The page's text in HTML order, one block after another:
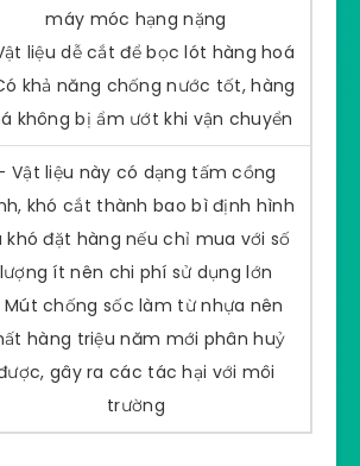
máy móc hạng nặng
liệu dễ cắt để bọc lót hàng hoá
khả năng chống nước tốt, hàng
không bị ẩm ướt khi vận chuyển
Vật liệu này có dạng tấm cồng
khó cắt thành bao bì định hình
khó đặt hàng nếu chỉ mua với số
lượng ít nên chi phí sử dụng lớn
Mút chống sốc làm từ nhựa nên
hàng triệu năm mới phân huỷ
gây ra các tác hại với môi
trường